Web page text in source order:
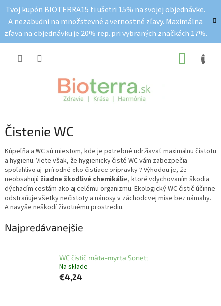
obsah
Tvoj kupón BIOTERRA15 ti ušetri 15% na svojej objednávke.
A nezabudni na množstevné a vernostné zľavy. Maximálna
zľava na objednávku je 20% rep. pri vybraných značkách 17%.
B
o
č
n
ý
p
a
n
l
Čistenie WC
Kúpeľňa a WC sú miestom, kde je potrebné udržiavať maximálnu čistotu
a hygienu. Viete však, že hygienicky čisté WC vám zabezpečia
spoľahlivo aj prírodné eko čistiace prípravky ? Výhodou je, že
neobsahujú žiadne škodlivé chemikálie, ktoré vdychovaním škodia
dýchacím cestám ako aj celému organizmu. Ekologický WC čistič účinne
odstraňuje všetky nečistoty a nánosy v záchodovej mise bez námahy.
A navyše neškodí životnému prostrediu.
Najpredávanejšie
WC čistič mäta-myrta Sonett
Na sklade
€4,24